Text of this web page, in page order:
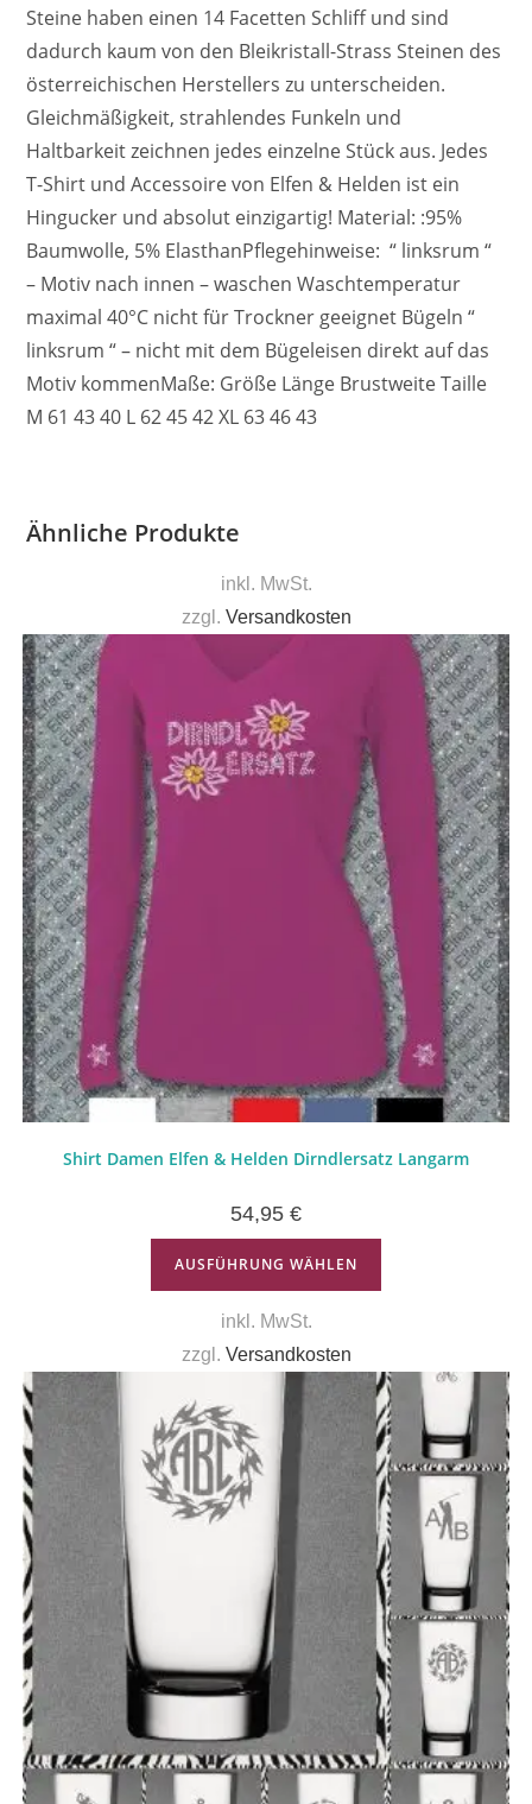
Steine haben einen 14 Facetten Schliff und sind
dadurch kaum von den Bleikristall-Strass Steinen des
österreichischen Herstellers zu unterscheiden.
Gleichmäßigkeit, strahlendes Funkeln und
Haltbarkeit zeichnen jedes einzelne Stück aus. Jedes
T-Shirt und Accessoire von Elfen & Helden ist ein
Hingucker und absolut einzigartig! Material: :95%
Baumwolle, 5% ElasthanPflegehinweise: “ linksrum “
– Motiv nach innen – waschen Waschtemperatur
maximal 40°C nicht für Trockner geeignet Bügeln “
linksrum “ – nicht mit dem Bügeleisen direkt auf das
Motiv kommenMaße: Größe Länge Brustweite Taille
M 61 43 40 L 62 45 42 XL 63 46 43
Ähnliche Produkte
inkl. MwSt.
zzgl. Versandkosten
Shirt Damen Elfen & Helden Dirndlersatz Langarm
54,95 €
AUSFÜHRUNG WÄHLEN
inkl. MwSt.
zzgl. Versandkosten